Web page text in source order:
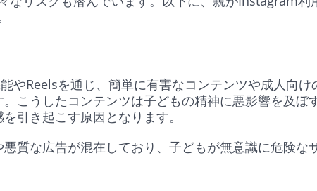
やReelsを通じ、簡単に有害なコンテンツや成人向け
こうしたコンテンツは子どもの精神に悪影響を及ぼ
引き起こす原因となります。
質な広告が混在しており、子どもが無意識に危険な